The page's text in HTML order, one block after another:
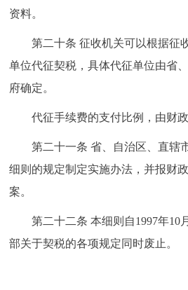
资料。
第二十条 征收机关可以根据征
单位代征契税，具体代征单位由省
府确定。
代征手续费的支付比例，由财政
第二十一条 省、自治区、直辖
细则的规定制定实施办法，并报财
案。
第二十二条 本细则自1997年10
部关于契税的各项规定同时废止。